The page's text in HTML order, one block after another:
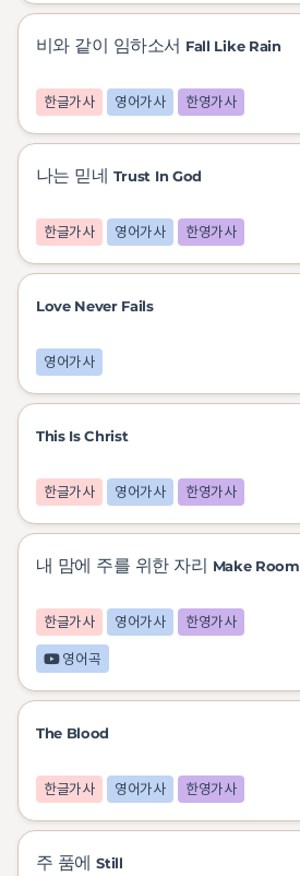
비와 같이 임하소서 Fall Like Rain
한글가사 영어가사 한영가사
나는 믿네 Trust In God
한글가사 영어가사 한영가사
Love Never Fails
영어가사
This Is Christ
한글가사 영어가사 한영가사
내 맘에 주를 위한 자리 Make Room
한글가사 영어가사
한영가사
영어곡
The Blood
한글가사 영어가사 한영가사
주 품에Still